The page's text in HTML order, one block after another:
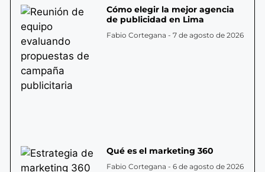
Cómo elegir la mejor agencia
de publicidad en Lima
Fabio Cortegana 7 de agosto de 2026
Qué es el marketing 360
Fabio Cortegana 6 de agosto de 2026